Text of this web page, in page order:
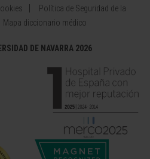
Política de Seguridad de la
Mapa diccionario médico
DE NAVARRA 2026